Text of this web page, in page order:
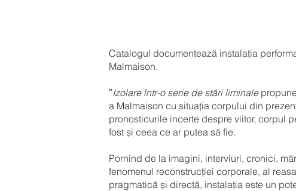
Catalogul documentează instalația
Malmaison.
″Izolare într-o serie de stări liminale
a Malmaison cu situația corpului din
pronosticurile incerte despre viitor, corpul
fost și ceea ce ar putea să fie.
Pornind de la imagini, interviuri, cronici,
fenomenul reconstrucției corporale, al
pragmatică și directă, instalația este un